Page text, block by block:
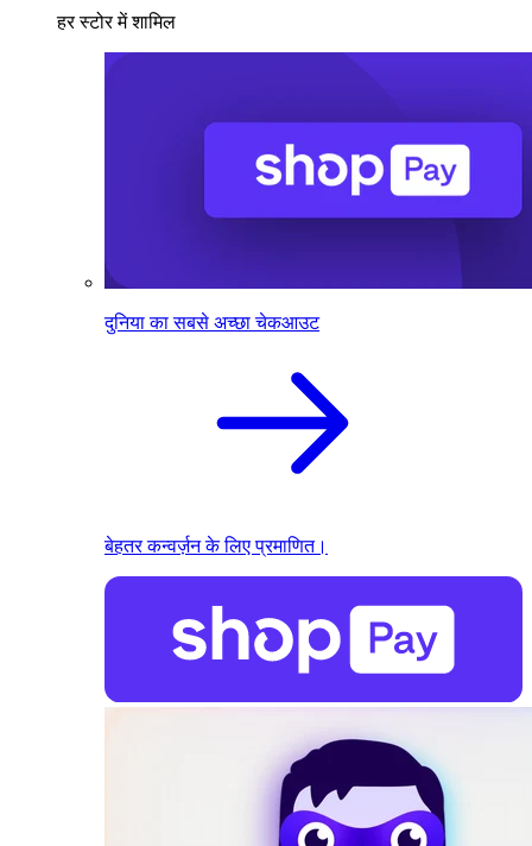
हर स्टोर में शामिल
दुनिया का सबसे अच्छा चेकआउट
बेहतर कन्वर्ज़न के लिए प्रमाणित।